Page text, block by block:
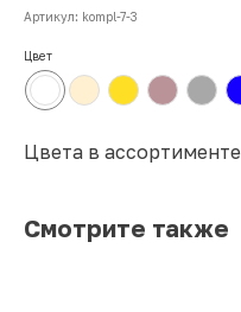
Артикул: kompl-7-3
Цвет
Цвета в ассортименте
Смотрите также